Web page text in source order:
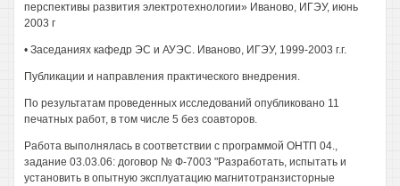
перспективы развития электротехнологии» Иваново, ИГЭУ, июнь
2003 г
• Заседаниях кафедр ЭС и АУЭС. Иваново, ИГЭУ, 1999-2003 г.г.
Публикации и направления практического внедрения.
По результатам проведенных исследований опубликовано 11
печатных работ, в том числе 5 без соавторов.
Работа выполнялась в соответствии с программой ОНТП 04.,
задание 03.03.06: договор № Ф-7003 "Разработать, испытать и
установить в опытную эксплуатацию магнитотранзисторные